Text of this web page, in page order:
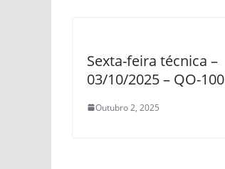
Sexta-feira técnica –
03/10/2025 – QO-100
Outubro 2, 2025